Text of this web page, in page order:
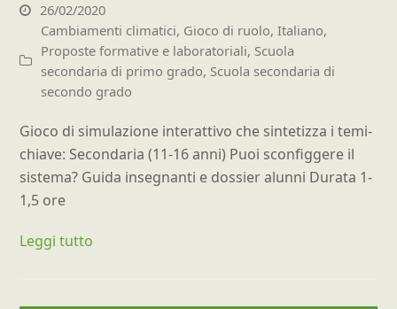
26/02/2020
Cambiamenti climatici, Gioco di ruolo,Italiano,
Proposte formative e laboratoriali, Scuola
secondaria di primo grado, Scuola secondaria di
secondo grado
Gioco di simulazione interattivo che sintetizza i temi-
chiave: Secondaria (11-16 anni) Puoi sconfiggere il
sistema? Guida insegnanti e dossier alunni Durata 1-
1,5 ore
Leggi tutto